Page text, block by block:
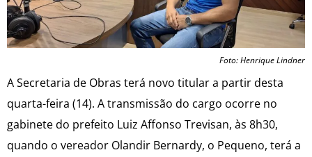
Foto: Henrique Lindner
A Secretaria de Obras terá novo titular a partir desta
quarta-feira (14). A transmissão do cargo ocorre no
gabinete do prefeito Luiz Affonso Trevisan, às 8h30,
quando o vereador Olandir Bernardy, o Pequeno, terá a